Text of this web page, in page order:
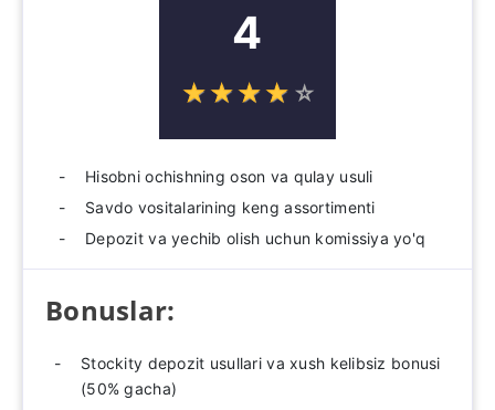
4
☆☆☆☆ ☆
★★★★ ★
Hisobni ochishning oson va qulay usuli
Savdo vositalarining keng assortimenti
Depozit va yechib olish uchun komissiya yo'q
Bonuslar:
Stockity depozit usullari va xush kelibsiz bonusi
(50% gacha)